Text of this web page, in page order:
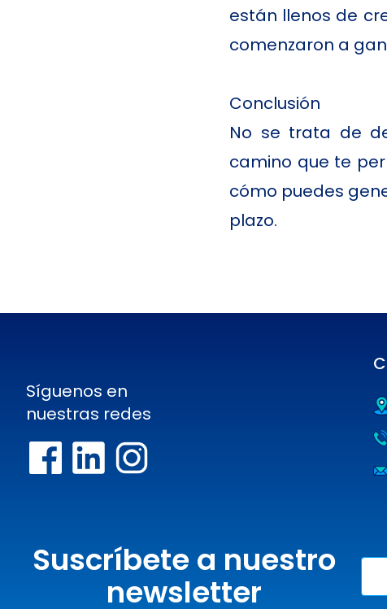
están llenos de
comenzaron a
Conclusión
No se trata de
camino que te
cómo puedes
plazo.
Síguenos en
nuestras redes
Suscríbete a nuestro
newsletter